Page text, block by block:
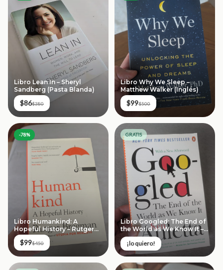
Libro Lean In – Sheryl
Sandberg (Pasta Blanda)
$86$380
Libro Why We Sleep –
Matthew Walker (Inglés)
$99$500
-78%
Libro Humankind: A
Hopeful History – Rutger
Bregman (Inglés)
$99$450
GRATIS
Libro Googled: The End of
the World as We Know It –
Ken Auletta
¡lo quiero!